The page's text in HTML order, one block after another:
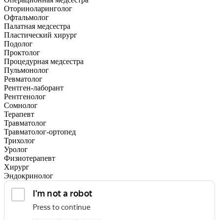
Оториноларинголог
Офтальмолог
Палатная медсестра
Пластический хирург
Подолог
Проктолог
Процедурная медсестра
Пульмонолог
Ревматолог
Рентген-лаборант
Рентгенолог
Сомнолог
Терапевт
Травматолог
Травматолог-ортопед
Трихолог
Уролог
Физиотерапевт
Хирург
Эндокринолог